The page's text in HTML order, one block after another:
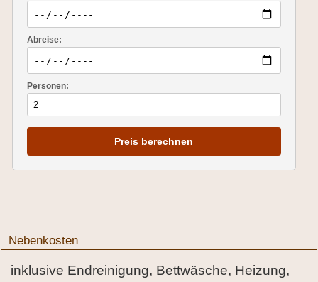
Abreise:
Personen:
Preis berechnen
Nebenkosten
inklusive Endreinigung, Bettwäsche, Heizung,